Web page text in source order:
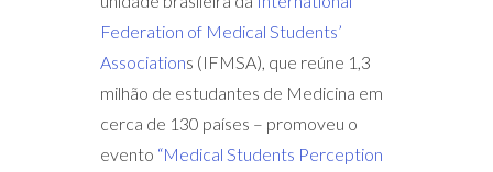
Federation of Medical Students’
Associations (IFMSA), que reúne 1,3
milhão de estudantes de Medicina em
cerca de 130 países – promoveu o
evento “Medical Students Perception